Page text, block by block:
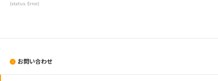
(status: Error)
お問い合わせ